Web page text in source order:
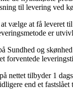
til levering ved
vælge at få leveret
er
Sundhed og
forventede
nettet tilbyder 1
end et